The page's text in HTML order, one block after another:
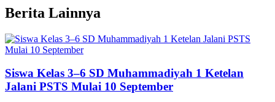
Berita Lainnya
Siswa Kelas 3–6 SD Muhammadiyah 1 Ketelan
Jalani PSTS Mulai 10 September